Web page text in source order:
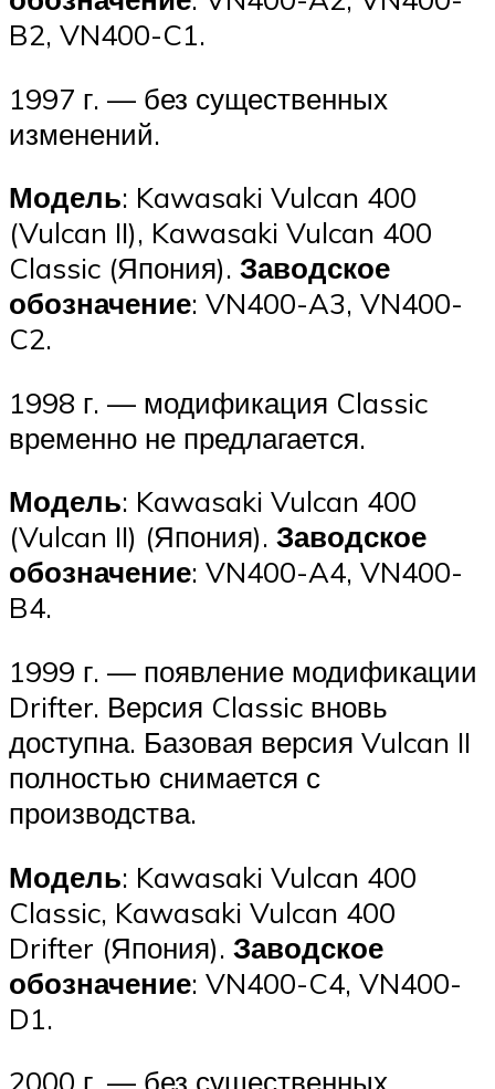
B2, VN400-C1.
1997 г. — без существенных
изменений.
Модель: Kawasaki Vulcan 400
(Vulcan II), Kawasaki Vulcan 400
Classic (Япония). Заводское
обозначение: VN400-A3, VN400-
C2.
1998 г. — модификация Classic
временно не предлагается.
Модель: Kawasaki Vulcan 400
(Vulcan II) (Япония). Заводское
обозначение: VN400-A4, VN400-
B4.
1999 г. — появление модификации
Drifter. Версия Classic вновь
доступна. Базовая версия Vulcan II
полностью снимается с
производства.
Модель: Kawasaki Vulcan 400
Classic, Kawasaki Vulcan 400
Drifter (Япония). Заводское
обозначение: VN400-C4, VN400-
D1.
2000 г. — без существенных